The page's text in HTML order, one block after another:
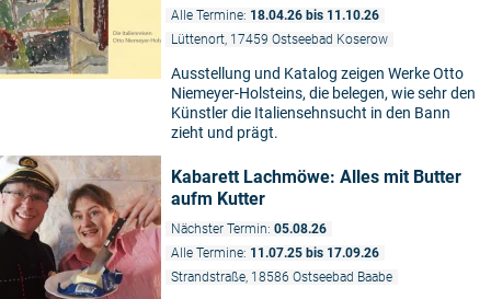
Alle Termine: 18.04.26 bis 11.10.26
Lüttenort, 17459 Ostseebad Koserow
Ausstellung und Katalog zeigen Werke Otto
Niemeyer-Holsteins, die belegen, wie sehr den
Künstler die Italiensehnsucht in den Bann
zieht und prägt.
Kabarett Lachmöwe: Alles mit Butter
aufm Kutter
Nächster Termin: 05.08.26
Alle Termine: 11.07.25 bis 17.09.26
Strandstraße, 18586 Ostseebad Baabe